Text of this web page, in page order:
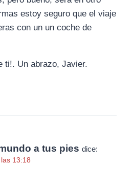
estoy seguro que el viaje
con un un coche de
ti!. Un abrazo, Javier.
a tus pies dice:
13:18